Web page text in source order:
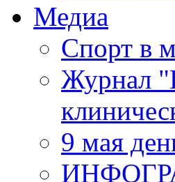
Медиа
Спорт в
Журнал
9 мая